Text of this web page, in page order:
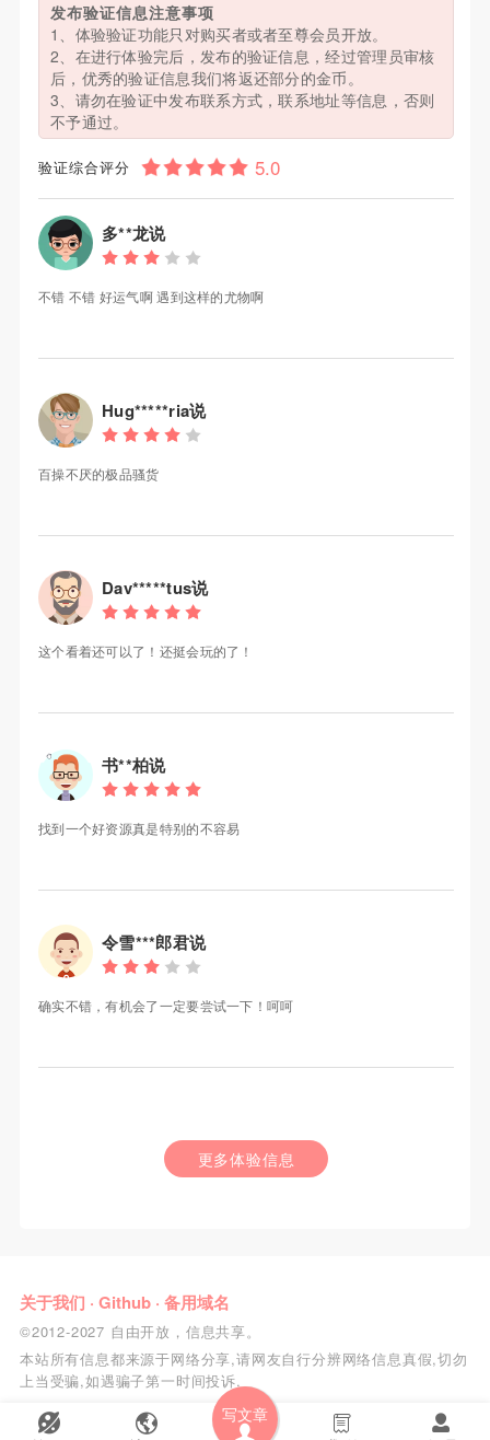
写文章
发布验证信息注意事项
1、体验验证功能只对购买者或者至尊会员开放。
2、在进行体验完后，发布的验证信息，经过管理员审核
后，优秀的验证信息我们将返还部分的金币。
3、请勿在验证中发布联系方式，联系地址等信息，否则
不予通过。
验证综合评分
多**龙说
不错 不错 好运气啊 遇到这样的尤物啊
Hug*****ria说
百操不厌的极品骚货
Dav*****tus说
这个看着还可以了！还挺会玩的了！
书**柏说
找到一个好资源真是特别的不容易
令雪***郎君说
确实不错，有机会了一定要尝试一下！呵呵
更多体验信息
关于我们 · Github· 备用域名
©2012-2027 自由开放，信息共享。
本站所有信息都来源于网络分享,请网友自行分辨网络信息真假,切勿
上当受骗,如遇骗子第一时间投诉.